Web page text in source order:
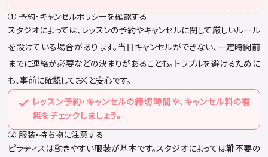
① 予約・キャンセルポリシーを確認する
スタジオによっては、レッスンの予約やキャンセルに関して厳しいルール
を設けている場合があります。当日キャンセルができない、一定時間前
までに連絡が必要などの決まりがあることも。トラブルを避けるために
も、事前に確認しておくと安心です。
レッスン予約・キャンセルの締切時間や、キャンセル料の有
無をチェックしましょう。
② 服装・持ち物に注意する
ピラティスは動きやすい服装が基本です。スタジオによっては靴不要の